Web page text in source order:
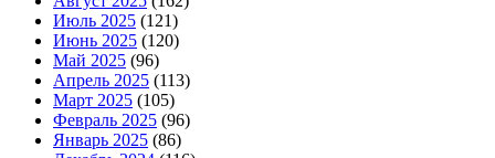
Июль 2025 (121)
Июнь 2025 (120)
Май 2025 (96)
Апрель 2025 (113)
Март 2025 (105)
Февраль 2025 (96)
Январь 2025 (86)